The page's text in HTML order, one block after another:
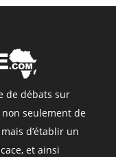
de débats sur
seulement de
d’établir un
et ainsi